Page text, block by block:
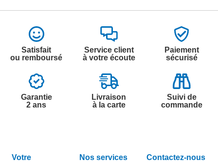
Satisfait
ou remboursé
Service client
à votre écoute
Paiement
sécurisé
Garantie
2 ans
Livraison
à la carte
Suivi de
commande
Votre
Nos services Contactez-nous